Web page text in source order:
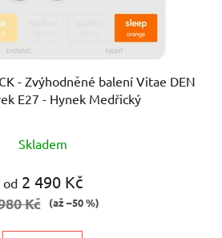
- Zvýhodněné balení Vitae DEN
E27 - Hynek Medřický
hodnocení
produktu
Skladem
od2 490 Kč
Kč (až –50 %)